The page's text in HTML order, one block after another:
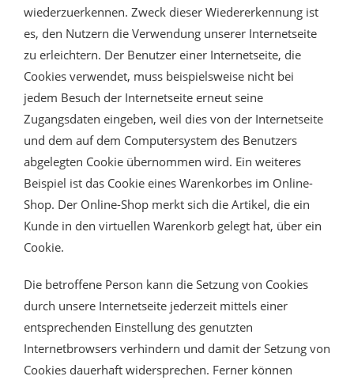
wiederzuerkennen. Zweck dieser Wiedererkennung ist
es, den Nutzern die Verwendung unserer Internetseite
zu erleichtern. Der Benutzer einer Internetseite, die
Cookies verwendet, muss beispielsweise nicht bei
jedem Besuch der Internetseite erneut seine
Zugangsdaten eingeben, weil dies von der Internetseite
und dem auf dem Computersystem des Benutzers
abgelegten Cookie übernommen wird. Ein weiteres
Beispiel ist das Cookie eines Warenkorbes im Online-
Shop. Der Online-Shop merkt sich die Artikel, die ein
Kunde in den virtuellen Warenkorb gelegt hat, über ein
Cookie.
Die betroffene Person kann die Setzung von Cookies
durch unsere Internetseite jederzeit mittels einer
entsprechenden Einstellung des genutzten
Internetbrowsers verhindern und damit der Setzung von
Cookies dauerhaft widersprechen. Ferner können